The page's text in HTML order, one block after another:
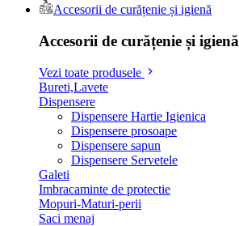
Accesorii de curățenie și igienă
Accesorii de curățenie și igienă
Vezi toate produsele
Bureti,Lavete
Dispensere
Dispensere Hartie Igienica
Dispensere prosoape
Dispensere sapun
Dispensere Servetele
Galeti
Imbracaminte de protectie
Mopuri-Maturi-perii
Saci menaj